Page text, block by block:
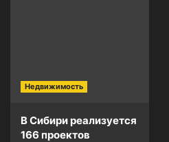
Недвижимость
В Сибири реализуется
166 проектов